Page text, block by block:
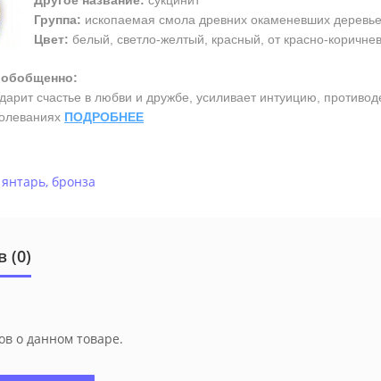
Группа: ископаемая смола древних окаменевших
Цвет: белый, светло-желтый, красный, от красно-
счастье в любви и дружбе, усиливает интуицию,
ПОДРОБНЕЕ
янтарь, бронза
(0)
о данном товаре.